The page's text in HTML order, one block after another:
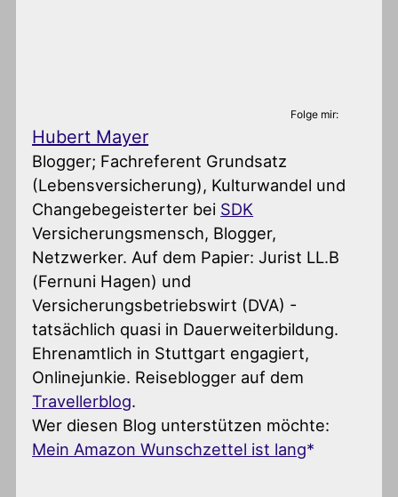
Folge mir:
Hubert Mayer
Blogger; Fachreferent Grundsatz
(Lebensversicherung), Kulturwandel und
Changebegeisterter bei SDK
Versicherungsmensch, Blogger,
Netzwerker. Auf dem Papier: Jurist LL.B
(Fernuni Hagen) und
Versicherungsbetriebswirt (DVA) -
tatsächlich quasi in Dauerweiterbildung.
Ehrenamtlich in Stuttgart engagiert,
Onlinejunkie. Reiseblogger auf dem
Travellerblog.
Wer diesen Blog unterstützen möchte:
Mein Amazon Wunschzettel ist lang